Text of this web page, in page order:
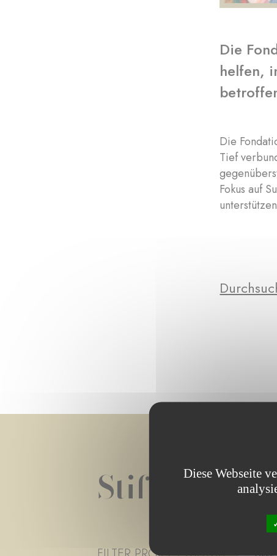
Die
helfen,
Die
Tief
Fokus auf
- ALLE
Diese Webseite